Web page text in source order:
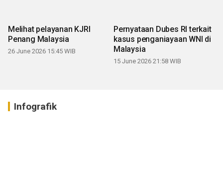
Melihat pelayanan KJRI
Penang Malaysia
26 June 2026 15:45 WIB
Pernyataan Dubes RI terkait
kasus penganiayaan WNI di
Malaysia
15 June 2026 21:58 WIB
Infografik